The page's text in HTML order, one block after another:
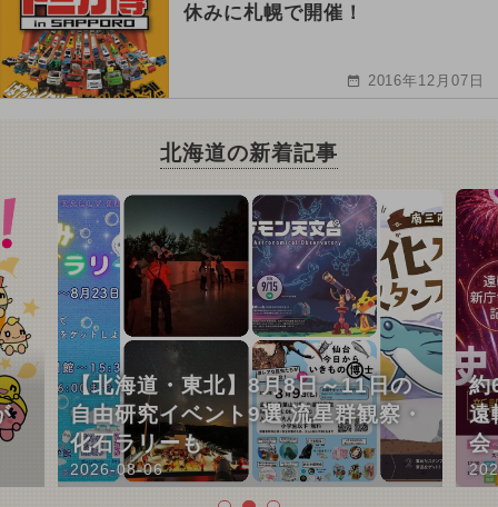
休みに札幌で開催！
2016年12月07日
北海道の新着記事
【北海道・東北】8月8日～11日の
自由研究イベント9選 流星群観察・
化石ラリーも
2026-08-06
約
遠
会